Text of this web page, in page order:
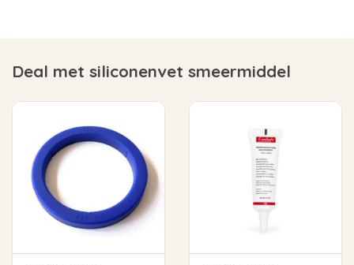
Deal met siliconenvet smeermiddel